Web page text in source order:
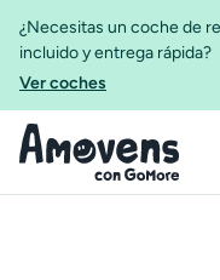
¿Necesitas un coche de
incluido y entrega rápida?
Ver coches